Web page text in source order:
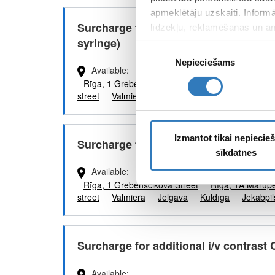
apmeklētāju uzskaiti.
līdzekļu, reklamēšanas un
apkopo, kad lietojat viņu
Nepieciešams
Izmantot tikai
sīkdatnes
Surcharge for additional i/v contrast
syringe)
Available
Rīga, 1 Grebenščikova Street
Rīga, 1A Mārupes
street
Valmiera Kuldīga
Surcharge for additional i/v contrast
Available
Rīga, 1 Grebenščikova Street
Rīga, 1A
street
Valmiera Jelgava Kuldīga
Surcharge for additional i/v contrast